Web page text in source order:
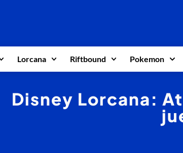
Lorcana Riftbound Pokemon
Disney Lorcana: